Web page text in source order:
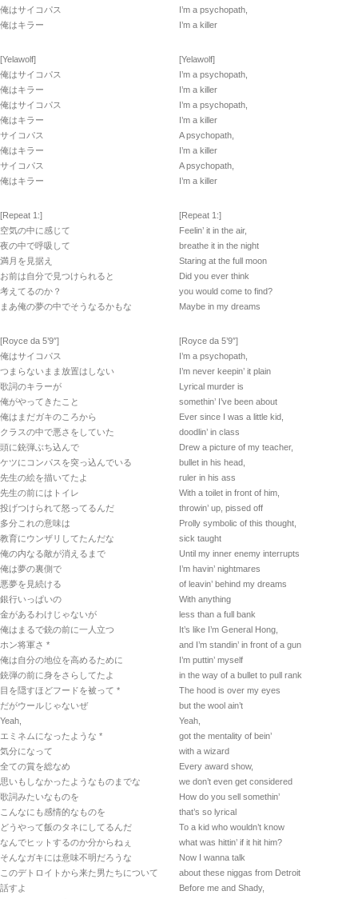
俺はサイコパス
俺はキラー
[Yelawolf]
俺はサイコパス
俺はキラー
俺はサイコパス
俺はキラー
サイコパス
俺はキラー
サイコパス
俺はキラー
[Repeat 1:]
空気の中に感じて
夜の中で呼吸して
満月を見据え
お前は自分で見つけられると
考えてるのか？
まあ俺の夢の中でそうなるかもな
[Royce da 5’9″]
俺はサイコパス
つまらないまま放置はしない
歌詞のキラーが
俺がやってきたこと
俺はまだガキのころから
クラスの中で悪さをしていた
頭に銃弾ぶち込んで
ケツにコンパスを突っ込んでいる
先生の絵を描いてたよ
先生の前にはトイレ
投げつけられて怒ってるんだ
多分これの意味は
教育にウンザリしてたんだな
俺の内なる敵が消えるまで
俺は夢の裏側で
悪夢を見続ける
銀行いっぱいの
金があるわけじゃないが
俺はまるで銃の前に一人立つ
ホン将軍さ *
俺は自分の地位を高めるために
銃弾の前に身をさらしてたよ
目を隠すほどフードを被って *
だがウールじゃないぜ
Yeah,
エミネムになったような *
気分になって
全ての賞を総なめ
思いもしなかったようなものまでな
歌詞みたいなものを
こんなにも感情的なものを
どうやって飯のタネにしてるんだ
なんでヒットするのか分からねぇ
そんなガキには意味不明だろうな
このデトロイトから来た男たちについて
話すよ
I’m a psychopath,
I’m a killer
[Yelawolf]
I’m a psychopath,
I’m a killer
I’m a psychopath,
I’m a killer
A psychopath,
I’m a killer
A psychopath,
I’m a killer
[Repeat 1:]
Feelin’ it in the air,
breathe it in the night
Staring at the full moon
Did you ever think
you would come to find?
Maybe in my dreams
[Royce da 5’9″]
I’m a psychopath,
I’m never keepin’ it plain
Lyrical murder is
somethin’ I’ve been about
Ever since I was a little kid,
doodlin’ in class
Drew a picture of my teacher,
bullet in his head,
ruler in his ass
With a toilet in front of him,
throwin’ up, pissed off
Prolly symbolic of this thought,
sick taught
Until my inner enemy interrupts
I’m havin’ nightmares
of leavin’ behind my dreams
With anything
less than a full bank
It’s like I’m General Hong,
and I’m standin’ in front of a gun
I’m puttin’ myself
in the way of a bullet to pull rank
The hood is over my eyes
but the wool ain’t
Yeah,
got the mentality of bein’
with a wizard
Every award show,
we don’t even get considered
How do you sell somethin’
that’s so lyrical
To a kid who wouldn’t know
what was hittin’ if it hit him?
Now I wanna talk
about these niggas from Detroit
Before me and Shady,